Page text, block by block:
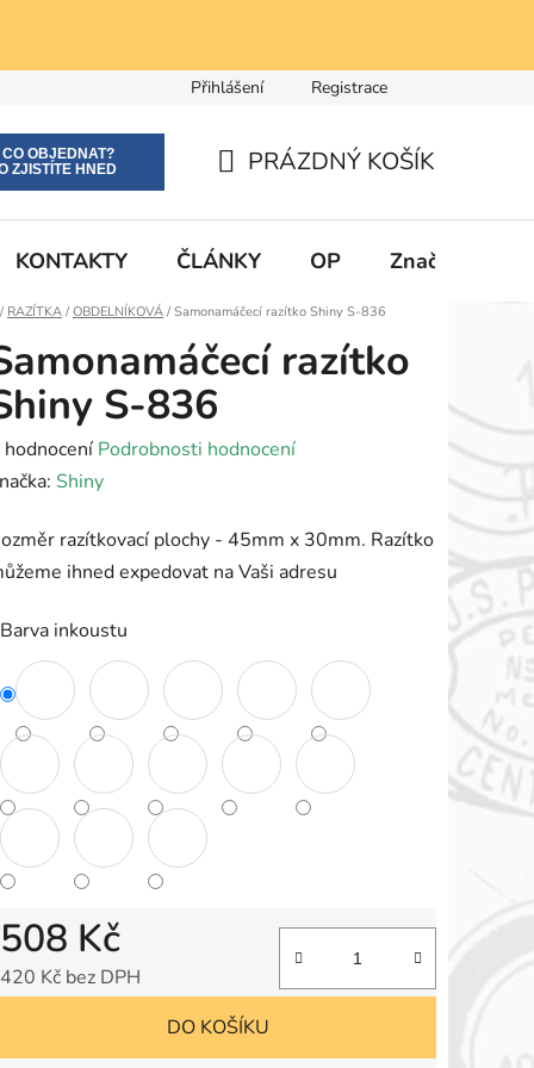
Přihlášení Registrace
KOŠÍK
PRÁZDNÝ KOŠÍK
KONTAKTY ČLÁNKY OP Značky
Domů
/ RAZÍTKA / OBDELNÍKOVÁ / Samonamáčecí razítko Shiny S-836
razítko
S-836
hvězdiček.
hodnocení Podrobnosti hodnocení
Shiny
razítkovací plochy - 45mm x 30mm. Razítko
ihned expedovat na Vaši adresu
Barva inkoustu
508 Kč
420 Kč bez DPH
DO KOŠÍKU
CO OBJEDNAT?
ZJISTÍTE HNED